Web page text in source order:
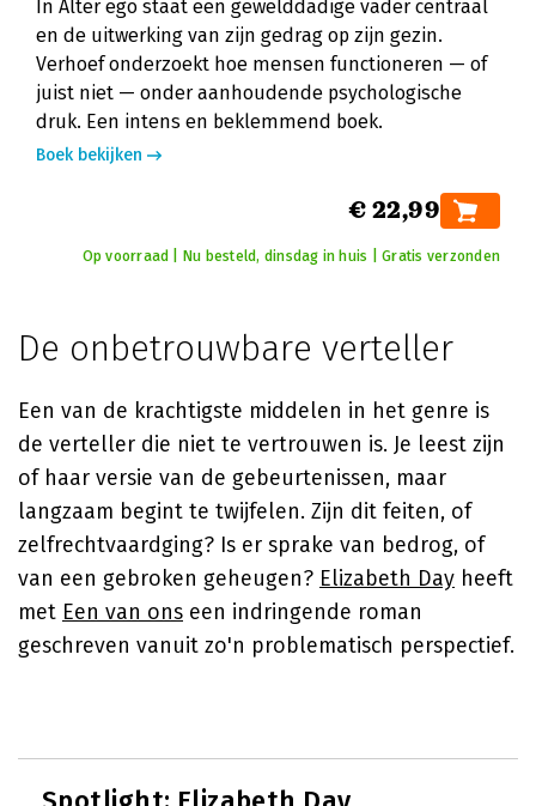
In Alter ego staat een gewelddadige vader centraal
en de uitwerking van zijn gedrag op zijn gezin.
Verhoef onderzoekt hoe mensen functioneren — of
juist niet — onder aanhoudende psychologische
druk. Een intens en beklemmend boek.
Boek bekijken
€ 22,99
Op voorraad | Nu besteld, dinsdag in huis | Gratis verzonden
De onbetrouwbare verteller
Een van de krachtigste middelen in het genre is
de verteller die niet te vertrouwen is. Je leest zijn
of haar versie van de gebeurtenissen, maar
langzaam begint te twijfelen. Zijn dit feiten, of
zelfrechtvaardging? Is er sprake van bedrog, of
van een gebroken geheugen? Elizabeth Day heeft
met Een van ons een indringende roman
geschreven vanuit zo'n problematisch perspectief.